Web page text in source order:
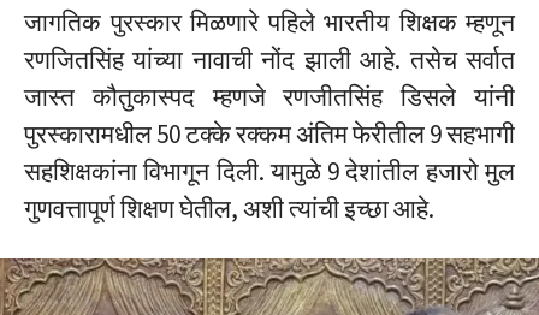
जागतिक पुरस्कार मिळणारे पहिले भारतीय शिक्षक म्हणून
रणजितसिंह यांच्या नावाची नोंद झाली आहे. तसेच सर्वात
जास्त कौतुकास्पद म्हणजे रणजीतसिंह डिसले यांनी
पुरस्कारामधील 50 टक्के रक्कम अंतिम फेरीतील 9 सहभागी
सहशिक्षकांना विभागून दिली. यामुळे 9 देशांतील हजारो मुल
गुणवत्तापूर्ण शिक्षण घेतील, अशी त्यांची इच्छा आहे.